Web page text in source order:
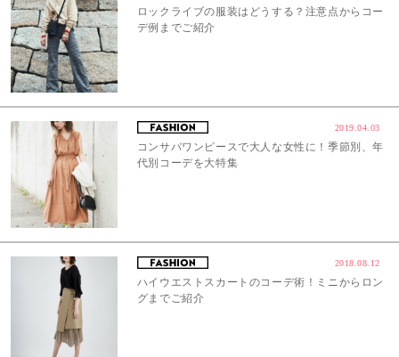
ロックライブの服装はどうする？注意点からコー
デ例までご紹介
2019.04.03
コンサバワンピースで大人な女性に！季節別、年
代別コーデを大特集
2018.08.12
ハイウエストスカートのコーデ術！ミニからロン
グまでご紹介